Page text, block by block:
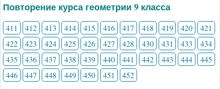
Повторение курса геометрии 9 класса
411 412 413 414 415 416 417 418 419 420
421
422
423 424 425 426 427 428 430 431 433
434
435
436 437 438 439 440 441 442 443 444
445
446
447 448 449 450 451 452